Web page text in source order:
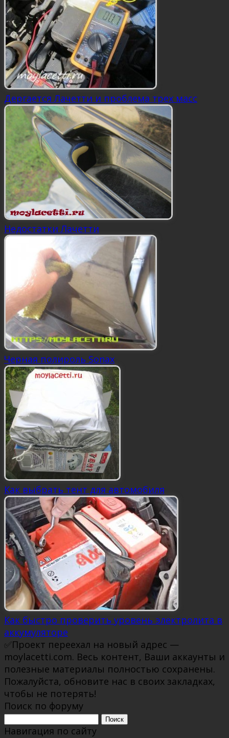
Дергается Лачетти и проблема трех масс
Недостатки Лачетти
Черная полироль Sonax
Как выбрать тент для автомобиля
Как быстро проверить уровень электролита в
аккумуляторе
✅Проект переехал на новый адрес —
moylacetti.com. Весь контент, Ваши аккаунты и
полезные материалы полностью сохранены.
Пожалуйста, обновите нас в своих закладках,
чтобы не потерять!
Поиск по форуму
Поиск:
Навигация по сайту